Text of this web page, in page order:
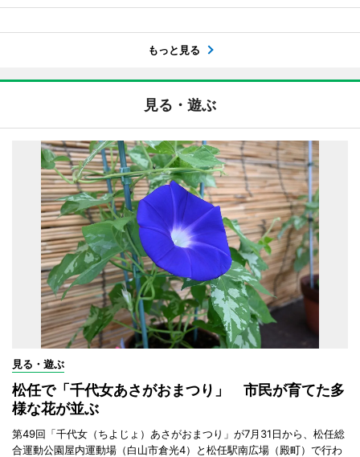
もっと見る
見る・遊ぶ
見る・遊ぶ
松任で「千代女あさがおまつり」 市民が育てた多
様な花が並ぶ
第49回「千代女（ちよじょ）あさがおまつり」が7月31日から、松任総
合運動公園屋内運動場（白山市倉光4）と松任駅南広場（殿町）で行わ